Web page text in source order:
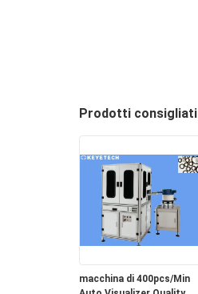
Prodotti consigliati
macchina di 400pcs/Min